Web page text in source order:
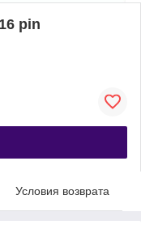
pin
Условия возврата